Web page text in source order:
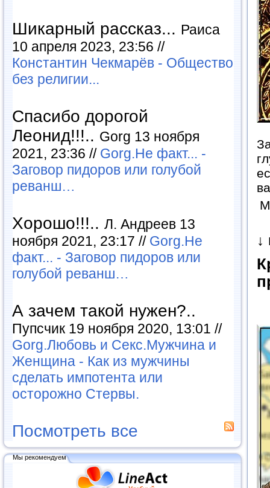
Шикарный рассказ... Раиса
10 апреля 2023, 23:56 //
Константин Чекмарёв - Общество
без религии...
Спасибо дорогой
Леонид!!!.. Gorg 13 ноября
2021, 23:36 // Gorg.Не факт... -
Заговор пидоров или голубой
реванш…
Хорошо!!!.. Л. Андреев 13
ноября 2021, 23:17 // Gorg.Не
факт... - Заговор пидоров или
голубой реванш…
А зачем такой нужен?..
Пупсчик 19 ноября 2020, 13:01 //
Gorg.Любовь и Секс.Мужчина и
Женщина - Как из мужчины
сделать импотента или
осторожно Стервы.
Посмотреть все
Мы рекомендуем